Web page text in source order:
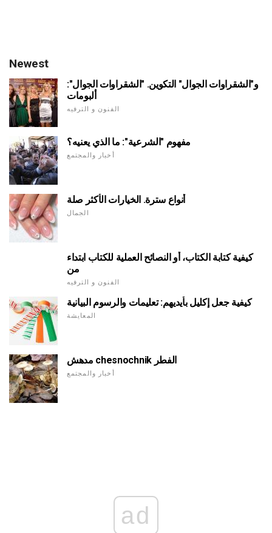
Newest
و"الشقراوات الجوال" التكوين. "الشقراوات الجوال":
ألبومات
الفنون و الترفيه
مفهوم "الشرعية": ما الذي يعنيه؟
أخبار والمجتمع
أنواع سترة. الخيارات الأكثر صلة
الجمال
كيفية كتابة الكتاب، أو النصائح العملية للكتاب ابتداء
من
الفنون و الترفيه
كيفية جعل إكليل بأيديهم: تعليمات والرسوم البيانية
المعايشة
مدهش chesnochnik الفطر
أخبار والمجتمع
ad